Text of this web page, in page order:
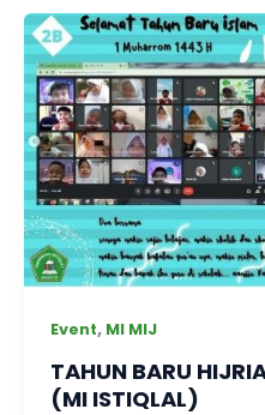
Event, MI MIJ
TAHUN BARU
(MI ISTIQLAL)